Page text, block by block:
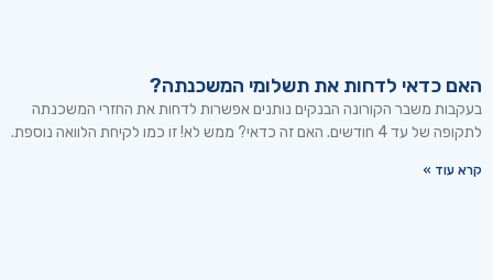
האם כדאי לדחות את תשלומי המשכנתה?
בעקבות משבר הקורונה הבנקים נותנים אפשרות לדחות את החזרי המשכנתה
לתקופה של עד 4 חודשים. האם זה כדאי? ממש לא! זו כמו לקיחת הלוואה נוספת.
קרא עוד »